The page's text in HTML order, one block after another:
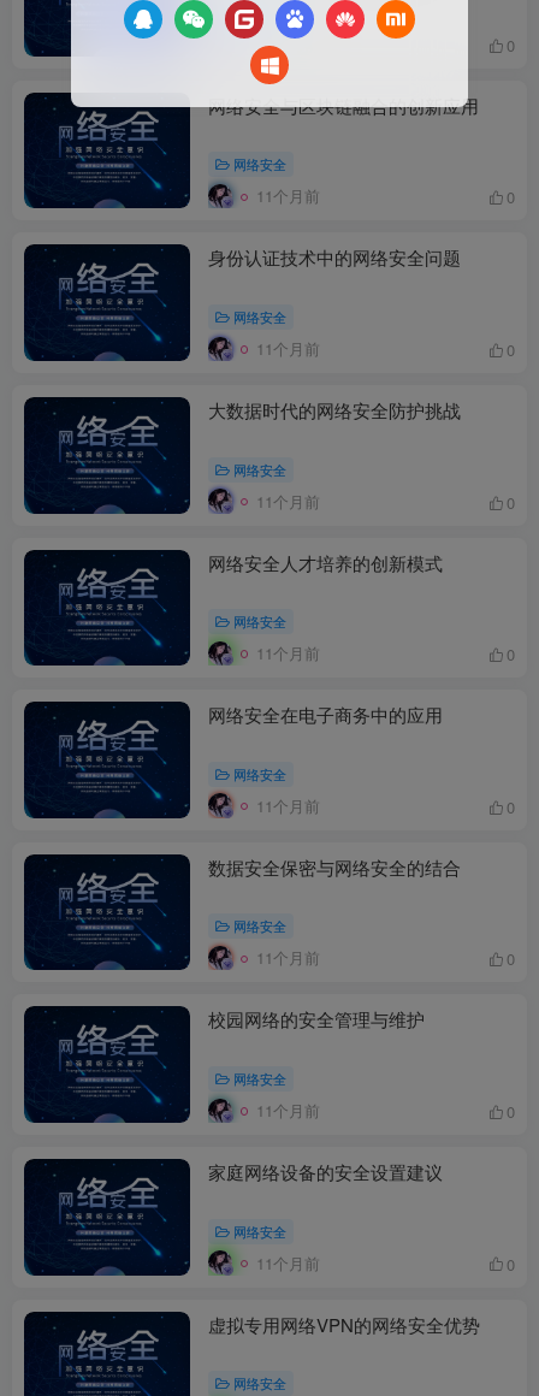
网络安全
11个月前 0
网络安全与区块链融合的创新应用
网络安全
11个月前 0
身份认证技术中的网络安全问题
网络安全
11个月前 0
大数据时代的网络安全防护挑战
网络安全
11个月前 0
网络安全人才培养的创新模式
网络安全
11个月前 0
网络安全在电子商务中的应用
网络安全
11个月前 0
数据安全保密与网络安全的结合
网络安全
11个月前 0
校园网络的安全管理与维护
网络安全
11个月前 0
家庭网络设备的安全设置建议
网络安全
11个月前 0
虚拟专用网络VPN的网络安全优势
网络安全